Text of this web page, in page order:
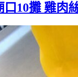
10攤 雞肉